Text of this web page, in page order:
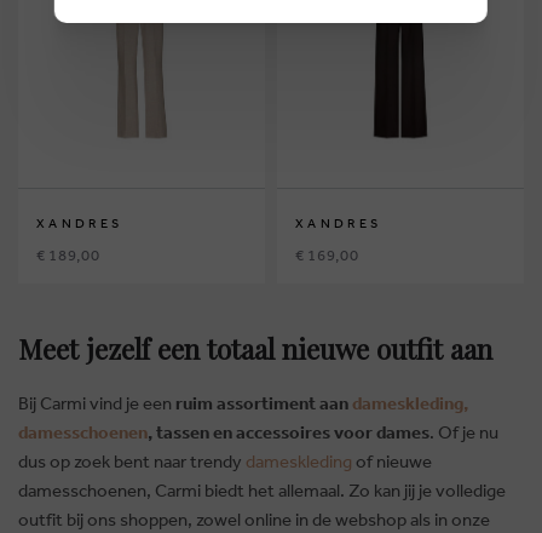
XANDRES
€ 189,00
XANDRES
€ 169,00
Meet jezelf een totaal nieuwe outfit aan
Bij Carmi vind je een ruim assortiment aan dameskleding,
damesschoenen, tassen en accessoires voor dames. Of je nu
dus op zoek bent naar trendy dameskleding of nieuwe
damesschoenen, Carmi biedt het allemaal. Zo kan jij je volledige
outfit bij ons shoppen, zowel online in de webshop als in onze